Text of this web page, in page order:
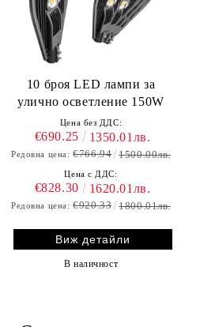
10 броя LED лампи за
улично осветление 150W
Цена без ДДС:
€690.25 1350.01лв.
Редовна цена: €766.94 1500.00лв.
Цена с ДДС:
€828.30 1620.01лв.
Редовна цена: €920.33 1800.01лв.
Виж детайли
В наличност